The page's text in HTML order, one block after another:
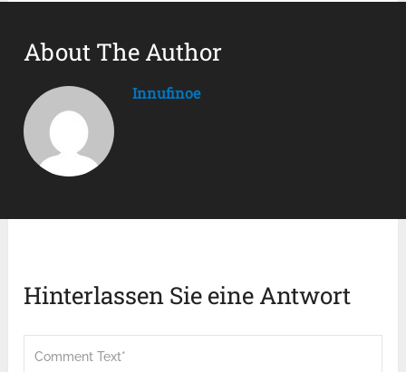
About The Author
Innufinoe
Hinterlassen Sie eine Antwort